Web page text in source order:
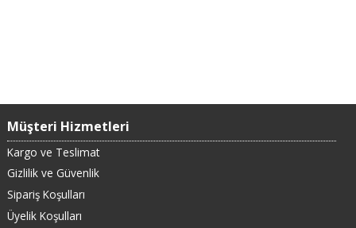
Müşteri Hizmetleri
Kargo ve Teslimat
Gizlilik ve Güvenlik
Sipariş Koşulları
Üyelik Koşulları